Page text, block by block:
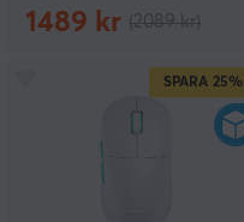
1489 kr
SPARA 25%